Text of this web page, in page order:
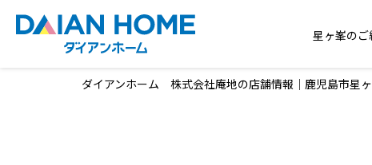
星ヶ峯のご
ダイアンホーム 株式会社庵地の店舗情報｜鹿児島市星